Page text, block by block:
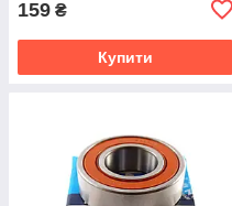
159 ₴
Купити